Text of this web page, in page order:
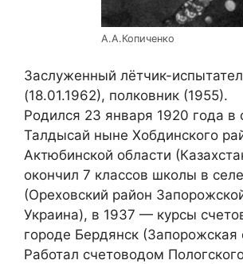
А.А.Копиченко
Заслуженный лётчик-
(18.01.1962), полковник (1955).
Родился 23 января 1920 года в
Талдысай ныне Хобдинского
Актюбинской области
окончил 7 классов школы в
(Ореховский район
Украина), в 1937 — курсы
городе Бердянск (Запорожская
Работал счетоводом